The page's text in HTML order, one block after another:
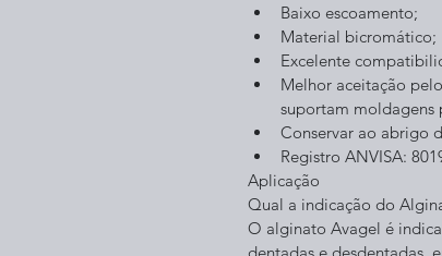
Baixo escoamento;
Material bicromático;
Excelente
Melhor aceitação
suportam
Conservar ao abrigo
Registro ANVISA:
Aplicação
Qual a indicação do
O alginato Avagel é
dentadas e desdentadas,